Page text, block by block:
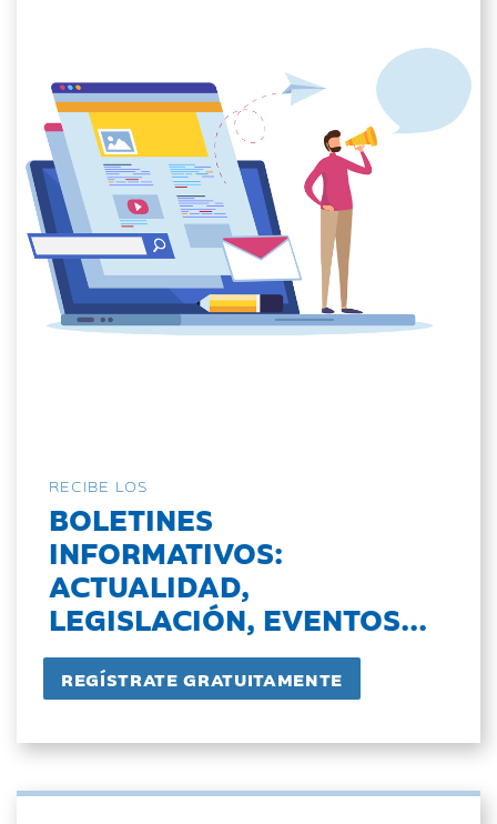
RECIBE LOS
BOLETINES
INFORMATIVOS:
ACTUALIDAD,
LEGISLACIÓN, EVENTOS...